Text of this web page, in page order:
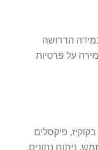
הדרושה
על פרטיות
פיקסלים
ניתוח נתונים,